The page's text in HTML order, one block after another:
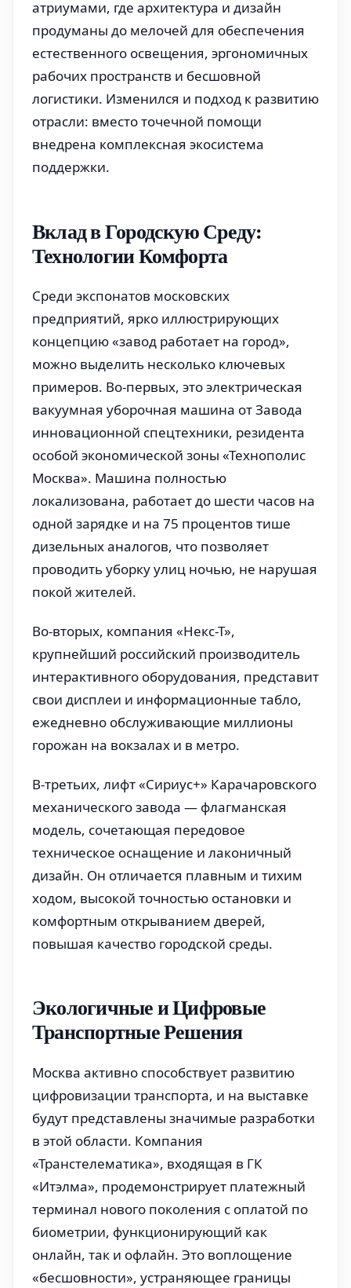
атриумами, где архитектура и дизайн
продуманы до мелочей для обеспечения
естественного освещения, эргономичных
рабочих пространств и бесшовной
логистики. Изменился и подход к развитию
отрасли: вместо точечной помощи
внедрена комплексная экосистема
поддержки.
Вклад в Городскую Среду:
Технологии Комфорта
Среди экспонатов московских
предприятий, ярко иллюстрирующих
концепцию «завод работает на город»,
можно выделить несколько ключевых
примеров. Во-первых, это электрическая
вакуумная уборочная машина от Завода
инновационной спецтехники, резидента
особой экономической зоны «Технополис
Москва». Машина полностью
локализована, работает до шести часов на
одной зарядке и на 75 процентов тише
дизельных аналогов, что позволяет
проводить уборку улиц ночью, не нарушая
покой жителей.
Во-вторых, компания «Некс-Т»,
крупнейший российский производитель
интерактивного оборудования, представит
свои дисплеи и информационные табло,
ежедневно обслуживающие миллионы
горожан на вокзалах и в метро.
В-третьих, лифт «Сириус+» Карачаровского
механического завода — флагманская
модель, сочетающая передовое
техническое оснащение и лаконичный
дизайн. Он отличается плавным и тихим
ходом, высокой точностью остановки и
комфортным открыванием дверей,
повышая качество городской среды.
Экологичные и Цифровые
Транспортные Решения
Москва активно способствует развитию
цифровизации транспорта, и на выставке
будут представлены значимые разработки
в этой области. Компания
«Транстелематика», входящая в ГК
«Итэлма», продемонстрирует платежный
терминал нового поколения с оплатой по
биометрии, функционирующий как
онлайн, так и офлайн. Это воплощение
«бесшовности», устраняющее границы